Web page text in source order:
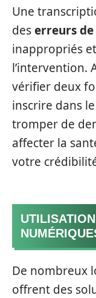
Une
deserreurs
inappropriés
l’intervention.
vérifier deux
inscrire dans
tromper de
affecter la
votre
De nombreux
offrent des